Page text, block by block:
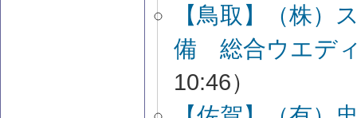
【鳥取】（株）
備 総合ウエデ
10:46）